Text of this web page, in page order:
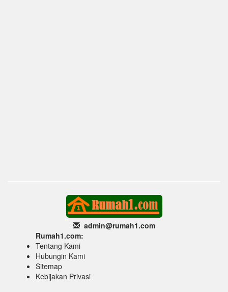
admin@rumah1.com
Rumah1.com:
Tentang Kami
Hubungin Kami
Sitemap
Kebijakan Privasi